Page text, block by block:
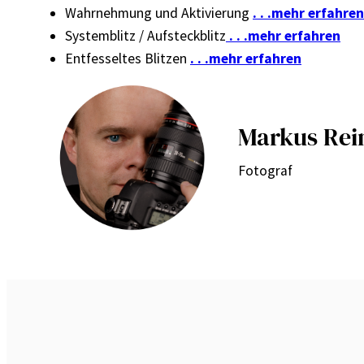
Wahrnehmung und Aktivierung . . .mehr erfahren
Systemblitz / Aufsteckblitz . . .mehr erfahren
Entfesseltes Blitzen . . .mehr erfahren
Markus
Fotograf